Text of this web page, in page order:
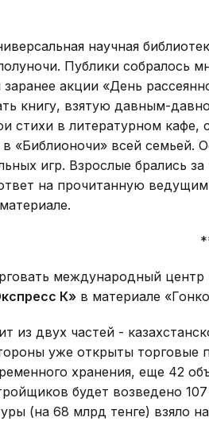
научная
Публики собралось
акции «День
книгу, взятую давным-
стихи в литературном
в «Библионочи» всей семьей.
игр. Взрослые брались
на прочитанную
международный центр
К» в материале
из двух частей -
уже открыты торговые
хранения, еще 42
будет возведено
(на 68 млрд тенге) взяло